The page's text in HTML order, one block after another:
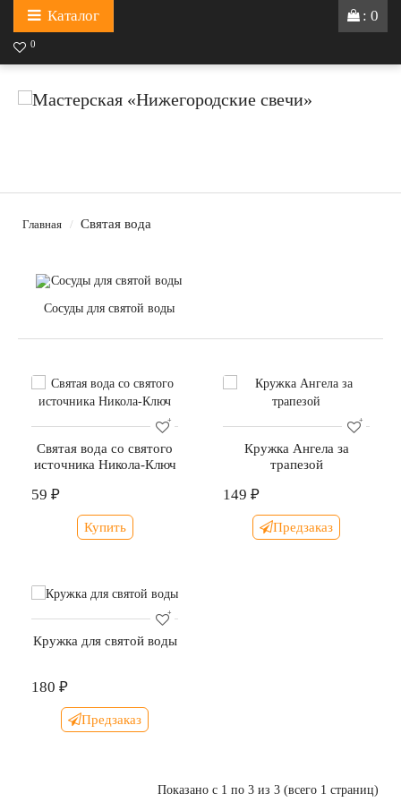
: 0
Каталог
0
Главная Святая вода
Сосуды для святой воды
Святая вода со святого
источника Никола-Ключ
59 ₽
Купить
Кружка Ангела за
трапезой
149 ₽
Предзаказ
Кружка для святой воды
180 ₽
Предзаказ
Показано с 1 по 3 из 3 (всего 1 страниц)